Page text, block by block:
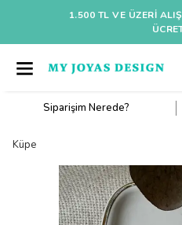
1.500 TL VE ÜZERI
Siparişim Nerede?
Küpe